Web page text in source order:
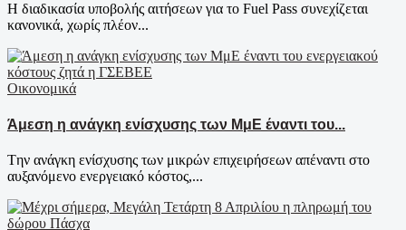
Η διαδικασία υποβολής αιτήσεων για το Fuel Pass συνεχίζεται
κανονικά, χωρίς πλέον...
Οικονομικά
Άμεση η ανάγκη ενίσχυσης των ΜμΕ έναντι του...
Tην ανάγκη ενίσχυσης των μικρών επιχειρήσεων απέναντι στο
αυξανόμενο ενεργειακό κόστος,...